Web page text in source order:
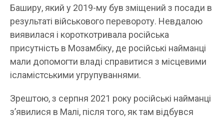
Баширу, який у 2019-му був зміщений з посади в
результаті військового перевороту. Невдалою
виявилася і короткотривала російська
присутність в Мозамбіку, де російські найманці
мали допомогти владі справитися з місцевими
ісламістськими угрупуваннями.
Зрештою, з серпня 2021 року російські найманці
з’явилися в Малі, після того, як там відбувся